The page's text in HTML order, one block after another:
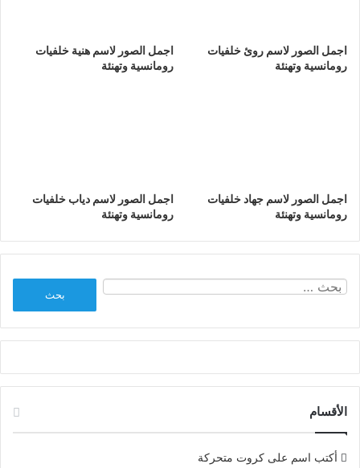
اجمل الصور لاسم روئ خلفيات
رومانسية وتهنئة
اجمل الصور لاسم هنية خلفيات
رومانسية وتهنئة
اجمل الصور لاسم جهاد خلفيات
رومانسية وتهنئة
اجمل الصور لاسم دياب خلفيات
رومانسية وتهنئة
الأقسام
أكتب اسم على كروت متحركة